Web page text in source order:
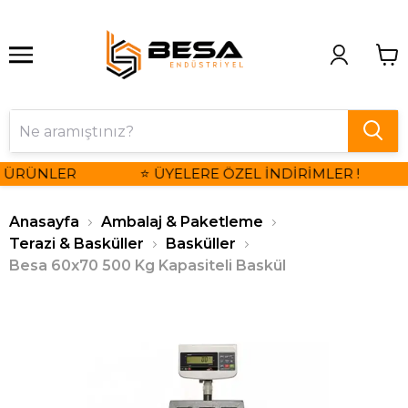
⭐ ÜYELERE ÖZEL İNDİRİMLER !
Anasayfa
Ambalaj & Paketleme
Terazi & Basküller
Basküller
Besa 60x70 500 Kg Kapasiteli Baskül